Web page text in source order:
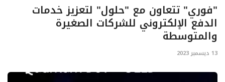
"فوري" تتعاون مع "حلول" لتعزيز خدمات
الدفع الإلكتروني للشركات الصغيرة
والمتوسطة
13 ديسمبر 2023